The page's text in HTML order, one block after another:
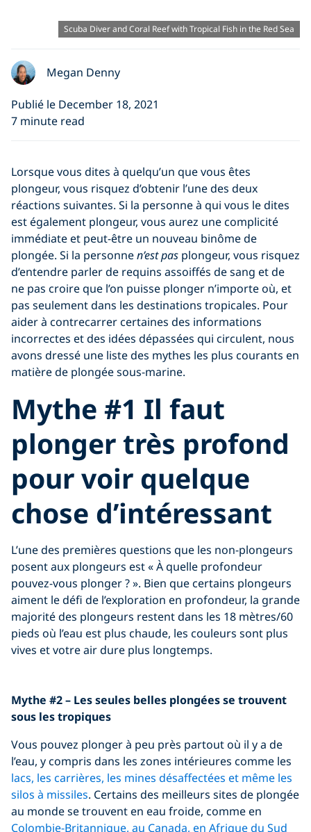
Scuba Diver and Coral Reef with Tropical Fish in the Red Sea
Megan Denny
Publié le December 18, 2021
7 minute read
Lorsque vous dites à quelqu’un que vous êtes
plongeur, vous risquez d’obtenir l’une des deux
réactions suivantes. Si la personne à qui vous le dites
est également plongeur, vous aurez une complicité
immédiate et peut-être un nouveau binôme de
plongée. Si la personnen’est pas plongeur, vous risquez
d’entendre parler de requins assoiffés de sang et de
ne pas croire que l’on puisse plonger n’importe où, et
pas seulement dans les destinations tropicales. Pour
aider à contrecarrer certaines des informations
incorrectes et des idées dépassées qui circulent, nous
avons dressé une liste des mythes les plus courants en
matière de plongée sous-marine.
Mythe #1 Il faut
plonger très profond
pour voir quelque
chose d’intéressant
L’une des premières questions que les non-plongeurs
posent aux plongeurs est « À quelle profondeur
pouvez-vous plonger ? ». Bien que certains plongeurs
aiment le défi de l’exploration en profondeur, la grande
majorité des plongeurs restent dans les 18 mètres/60
pieds où l’eau est plus chaude, les couleurs sont plus
vives et votre air dure plus longtemps.
Click to display the embedded
YouTube video
Mythe #2 – Les seules belles plongées se trouvent
sous les tropiques
Vous pouvez plonger à peu près partout où il y a de
l’eau, y compris dans les zones intérieures comme les
lacs, les carrières, les mines désaffectées et même les
silos à missiles. Certains des meilleurs sites de plongée
au monde se trouvent en eau froide, comme en
Colombie-Britannique, au Canada, en Afrique du Sud